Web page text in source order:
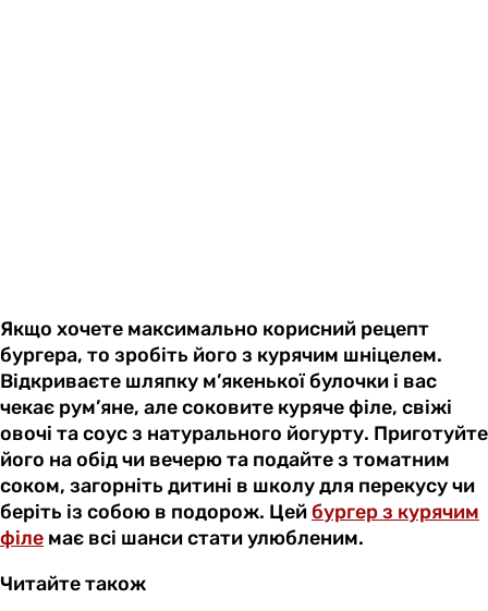
Якщо хочете максимально корисний рецепт
бургера, то зробіть його з курячим шніцелем.
Відкриваєте шляпку м’якенької булочки і вас
чекає рум’яне, але соковите куряче філе, свіжі
овочі та соус з натурального йогурту. Приготуйте
його на обід чи вечерю та подайте з томатним
соком, загорніть дитині в школу для перекусу чи
беріть із собою в подорож. Цей бургер з курячим
філе має всі шанси стати улюбленим.
Читайте також